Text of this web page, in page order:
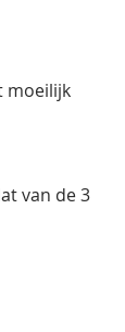
moeilijk
van de 3